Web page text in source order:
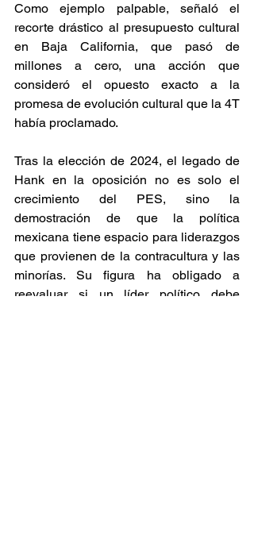
Como ejemplo palpable, señaló el
recorte drástico al presupuesto cultural
en Baja California, que pasó de
millones a cero, una acción que
consideró el opuesto exacto a la
promesa de evolución cultural que la 4T
había proclamado.
​Tras la elección de 2024, el legado de
Hank en la oposición no es solo el
crecimiento del PES, sino la
demostración de que la política
mexicana tiene espacio para liderazgos
que provienen de la contracultura y las
minorías. Su figura ha obligado a
reevaluar si un líder político debe